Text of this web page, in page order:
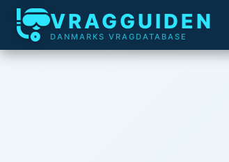
VRAGGUIDEN
DANMARKS VRAGDATABASE